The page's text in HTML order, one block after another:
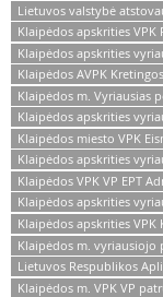
Lietuvos valstybė
Klaipėdos apskrities VPK
Klaipėdos apskrities
Klaipėdos AVPK
Klaipėdos m. Vyriausias
Klaipėdos apskrities
Klaipėdos miesto VPK
Klaipėdos apskrities
Klaipėdos VPK VP EPT
Klaipėdos apskrities
Klaipėdos apskrities VPK
Klaipėdos m. vyriausiojo
Lietuvos Respublikos
Klaipėdos m. VPK VP